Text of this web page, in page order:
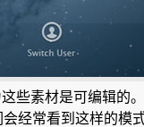
些素材是可编辑的
经常看到这样的模